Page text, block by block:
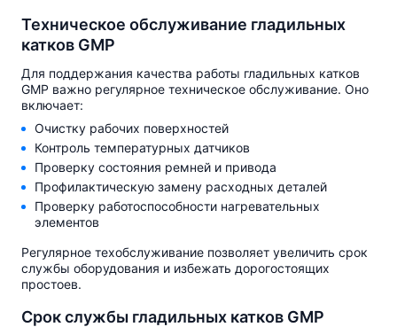
Техническое обслуживание гладильных
катков GMP
Для поддержания качества работы гладильных катков
GMP важно регулярное техническое обслуживание. Оно
включает:
Очистку рабочих поверхностей
Контроль температурных датчиков
Проверку состояния ремней и привода
Профилактическую замену расходных деталей
Проверку работоспособности нагревательных
элементов
Регулярное техобслуживание позволяет увеличить срок
службы оборудования и избежать дорогостоящих
простоев.
Срок службы гладильных катков GMP